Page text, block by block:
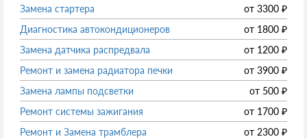
Замена стартера
от 3300 ₽
Диагностика автокондиционеров
от 1800 ₽
Замена датчика распредвала
от 1200 ₽
Ремонт и замена радиатора печки
от 3900 ₽
Замена лампы подсветки
от 500 ₽
Ремонт системы зажигания
от 1700 ₽
Ремонт и Замена трамблера
от 2300 ₽